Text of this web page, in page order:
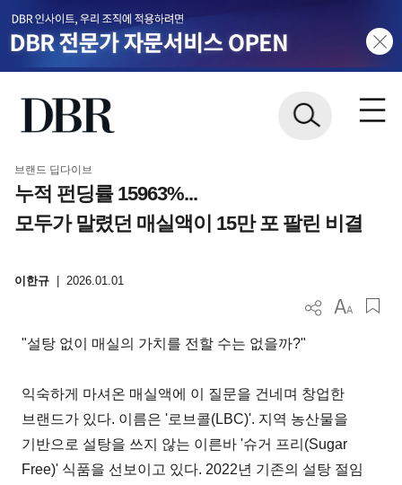
브랜드 딥다이브
누적 펀딩률 15963%...
모두가 말렸던 매실액이 15만 포 팔린 비결
이한규 2026.01.01
"설탕 없이 매실의 가치를 전할 수는 없을까?"
익숙하게 마셔온 매실액에 이 질문을 건네며 창업한
브랜드가 있다. 이름은 '로브콜(LBC)'. 지역 농산물을
기반으로 설탕을 쓰지 않는 이른바 '슈거 프리(Sugar
Free)' 식품을 선보이고 있다. 2022년 기존의 설탕 절임